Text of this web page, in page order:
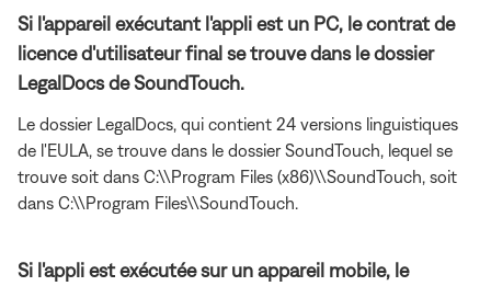
Si l'appareil exécutant l'appli est un PC, le contrat de
licence d'utilisateur final se trouve dans le dossier
LegalDocs de SoundTouch.
Le dossier LegalDocs, qui contient 24 versions linguistiques
de l'EULA, se trouve dans le dossier SoundTouch, lequel se
trouve soit dans C:\\Program Files (x86)\\SoundTouch, soit
dans C:\\Program Files\\SoundTouch.
Si l'appli est exécutée sur un appareil mobile, le